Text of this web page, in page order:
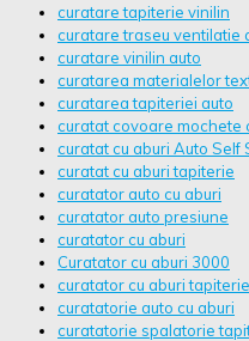
curatare tapiterie vinilin
curatare traseu ventilatie
curatare vinilin auto
curatarea materialelor
curatarea tapiteriei auto
curatat covoare mochete
curatat cu aburi Auto Self
curatat cu aburi tapiterie
curatator auto cu aburi
curatator auto presiune
curatator cu aburi
Curatator cu aburi 3000
curatator cu aburi tapiterie
curatatorie auto cu aburi
curatatorie spalatorie